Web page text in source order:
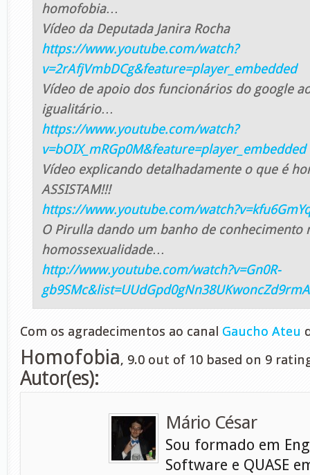
homofobia…
Vídeo da Deputada Janira Rocha
https://www.youtube.com/watch?
v=2rAfjVmbDCg&feature=player_embedded
Vídeo de apoio dos funcionários do google
igualitário…
https://www.youtube.com/watch?
v=bOIX_mRGp0M&feature=player_embedded
Vídeo explicando detalhadamente o que é
ASSISTAM!!!
https://www.youtube.com/
O Pirulla dando um banho de conhecimento
homossexualidade…
http://www.youtube.com/watch?v=Gn0R-
Com os agradecimentos ao canal Gaucho Ateu
Homofobia, 9.0 out of 10 based on 9
Autor(es):
Mário César
Sou formado em
Software e QUASE